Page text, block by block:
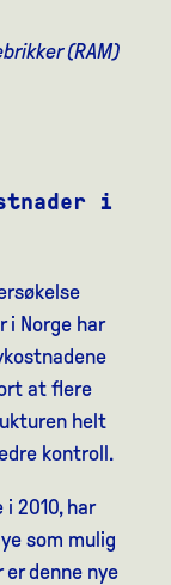
(RAM)
i
i Norge har
at flere
helt
kontroll.
2010, har
som mulig
er denne nye